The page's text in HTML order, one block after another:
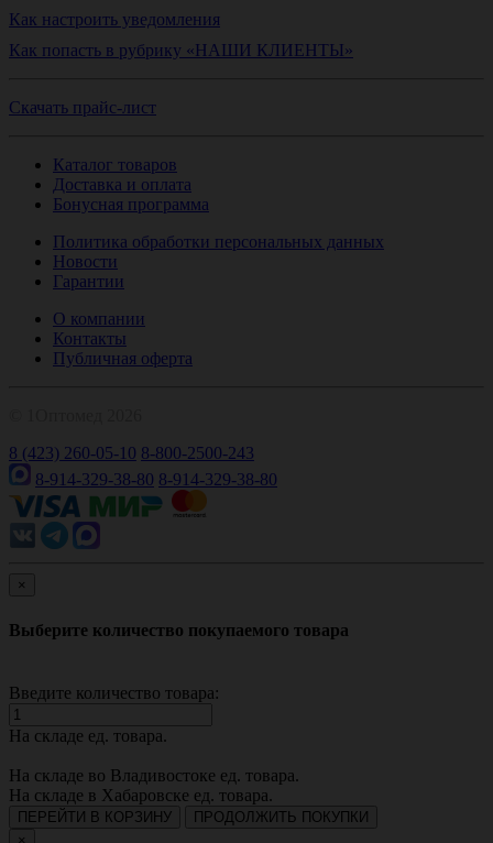
Как настроить уведомления
Как попасть в рубрику «НАШИ КЛИЕНТЫ»
Скачать прайс-лист
Каталог товаров
Доставка и оплата
Бонусная программа
Политика обработки персональных данных
Новости
Гарантии
О компании
Контакты
Публичная оферта
8 (423) 260-05-10 8-800-2500-243
8-914-329-38-80 8-914-329-38-80
×
Выберите количество покупаемого товара
Введите количество товара:
На складе ед. товара.
На складе во Владивостоке ед. товара.
На складе в Хабаровске ед. товара.
ПЕРЕЙТИ В КОРЗИНУ
ПРОДОЛЖИТЬ ПОКУПКИ